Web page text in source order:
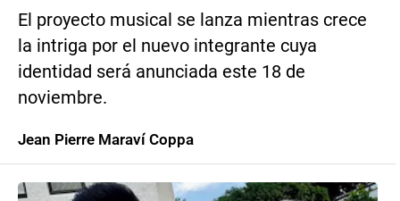
El proyecto musical se lanza mientras crece
la intriga por el nuevo integrante cuya
identidad será anunciada este 18 de
noviembre.
Jean Pierre Maraví Coppa